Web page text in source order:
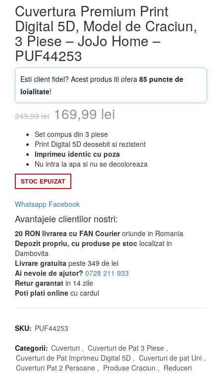
Cuvertura Premium Print
Digital 5D, Model de Craciun,
3 Piese – JoJo Home –
PUF44253
Esti client fidel? Acest produs iti ofera 85 puncte de
loialitate!
249,99lei Prețul
inițial
a
fost:
249,99 lei.
169,99 lei
este:
169,99 lei.
Set compus din 3 piese
Print Digital 5D deosebit si rezistent
Imprimeu identic cu poza
Nu intra la apa si nu se decoloreaza
STOC EPUIZAT
Whatsapp Facebook
Avantajele clientilor nostri:
20 RON livrarea cu FAN Courieroriunde in Romania
Depozit propriu, cu produse pe stoc localizat in
Dambovita
Livrare gratuita peste 349 de lei
Ai nevoie de ajutor? 0728 211 933
Retur garantat in 14 zile
Poti plati online cu cardul
SKU: PUF44253
Categorii: Cuverturi , Cuverturi de Pat 3 Piese ,
Cuverturi de Pat Imprimeu Digital 5D , Cuverturi de pat Uni ,
Cuverturi Pat 2 Persoane , Produse Craciun , Reduceri